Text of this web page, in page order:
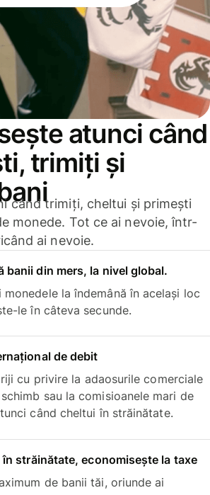
atunci când
trimiți și
când trimiți, cheltui și primești
monede. Tot ce ai nevoie, într-
ai nevoie.
banii din mers, la nivel global.
monedele la îndemână în același loc
le în câteva secunde.
de debit
cu privire la adaosurile comerciale
sau la comisioanele mari de
când cheltui în străinătate.
străinătate, economisește la taxe
de banii tăi, oriunde ai